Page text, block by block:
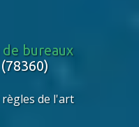
bureaux
de l'art